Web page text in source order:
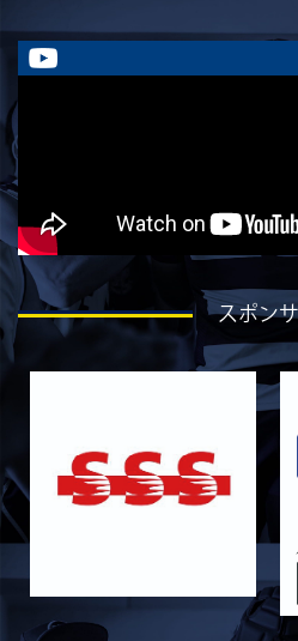
ラストイヤーにかける想い
2026/07/30
STAFF blog
2026/07/27
STAFF blog
2026/07/25
STAFF blog
ラストイヤーにかける想い
STAFF blog
ラストイヤーにかける想い-
6月27日 朝日大学戦
2026/06/26
STAFF blog
【Rits Familyのバトン】
STAFF blog
2026/06/19
STAFF blog
スポン